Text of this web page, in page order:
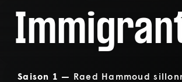
Saison 1 — Raed Hammoud